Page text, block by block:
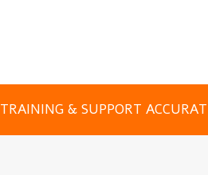
TRAINING & SUPPORT